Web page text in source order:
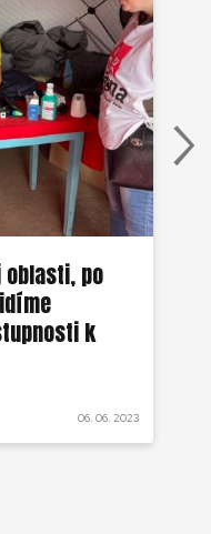
oblasti, po
k
06. 06. 2023